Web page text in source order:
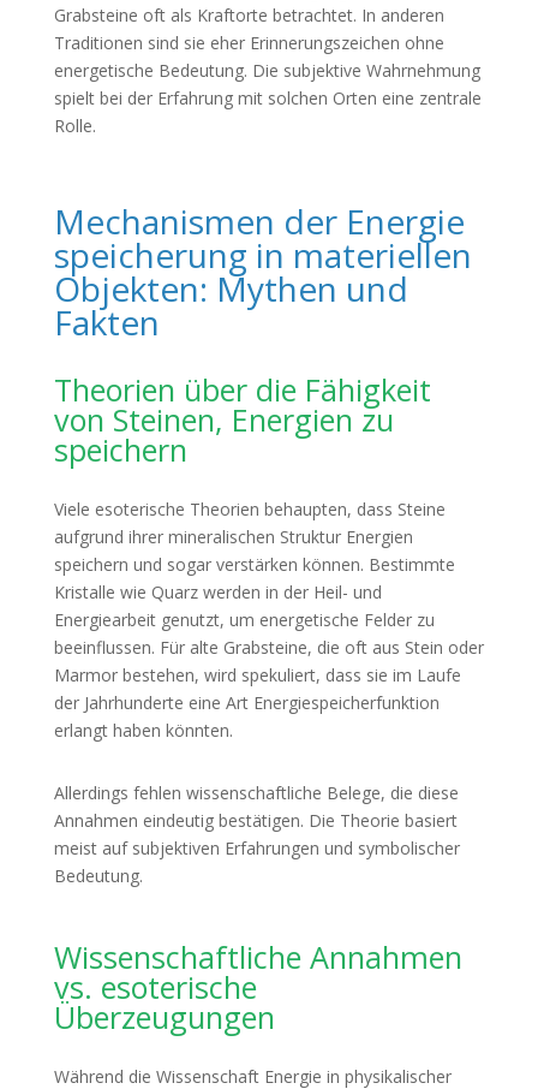
Grabsteine oft als Kraftorte betrachtet. In anderen
Traditionen sind sie eher Erinnerungszeichen ohne
energetische Bedeutung. Die subjektive Wahrnehmung
spielt bei der Erfahrung mit solchen Orten eine zentrale
Rolle.
Mechanismen der Energie
speicherung in materiellen
Objekten: Mythen und
Fakten
Theorien über die Fähigkeit
von Steinen, Energien zu
speichern
Viele esoterische Theorien behaupten, dass Steine
aufgrund ihrer mineralischen Struktur Energien
speichern und sogar verstärken können. Bestimmte
Kristalle wie Quarz werden in der Heil- und
Energiearbeit genutzt, um energetische Felder zu
beeinflussen. Für alte Grabsteine, die oft aus Stein oder
Marmor bestehen, wird spekuliert, dass sie im Laufe
der Jahrhunderte eine Art Energiespeicherfunktion
erlangt haben könnten.
Allerdings fehlen wissenschaftliche Belege, die diese
Annahmen eindeutig bestätigen. Die Theorie basiert
meist auf subjektiven Erfahrungen und symbolischer
Bedeutung.
Wissenschaftliche Annahmen
vs. esoterische
Überzeugungen
Während die Wissenschaft Energie in physikalischer